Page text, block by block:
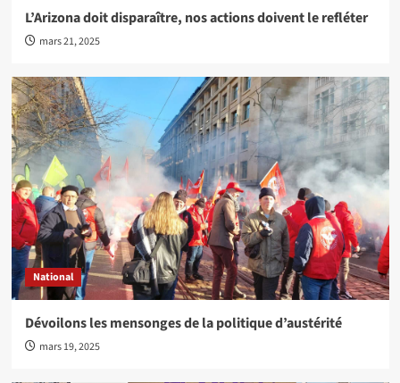
L’Arizona doit disparaître, nos actions doivent le refléter
mars 21, 2025
National
Dévoilons les mensonges de la politique d’austérité
mars 19, 2025